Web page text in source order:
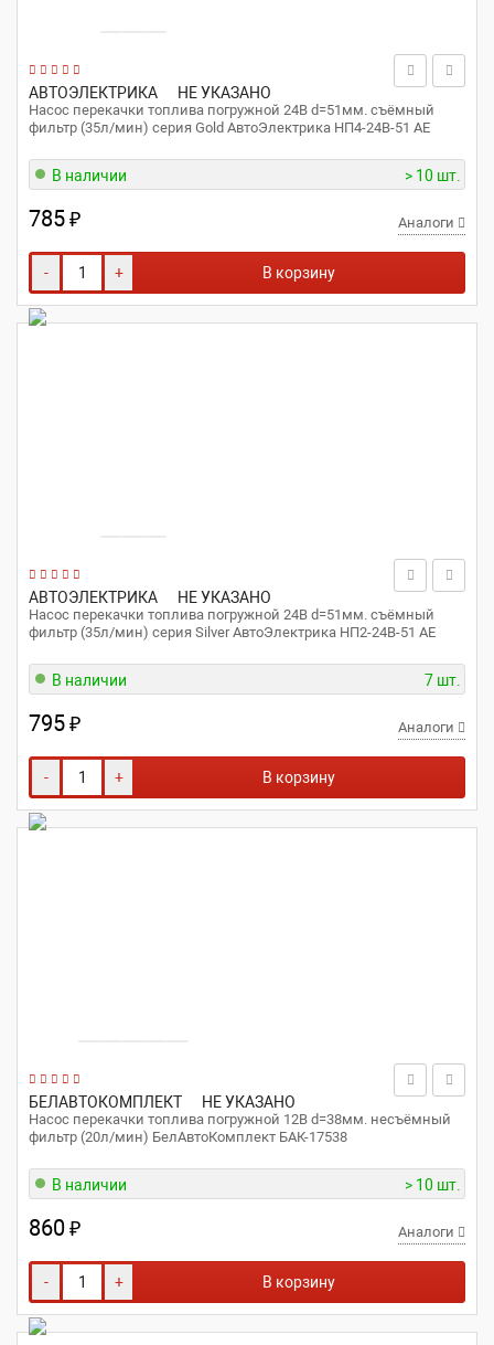
АВТОЭЛЕКТРИКА НЕ УКАЗАНО
Насос перекачки топлива погружной 24В d=51мм. съёмный
фильтр (35л/мин) серия Gold АвтоЭлектрика НП4-24В-51 AE
В наличии > 10 шт.
785₽ Аналоги
- + В корзину
АВТОЭЛЕКТРИКА НЕ УКАЗАНО
Насос перекачки топлива погружной 24В d=51мм. съёмный
фильтр (35л/мин) серия Silver АвтоЭлектрика НП2-24В-51 AE
В наличии 7 шт.
795₽ Аналоги
- + В корзину
БЕЛАВТОКОМПЛЕКТ НЕ УКАЗАНО
Насос перекачки топлива погружной 12В d=38мм. несъёмный
фильтр (20л/мин) БелАвтоКомплект БАК-17538
В наличии > 10 шт.
860₽ Аналоги
- + В корзину